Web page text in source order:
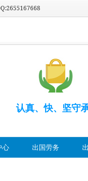
认真、快、坚守
心 出国劳务